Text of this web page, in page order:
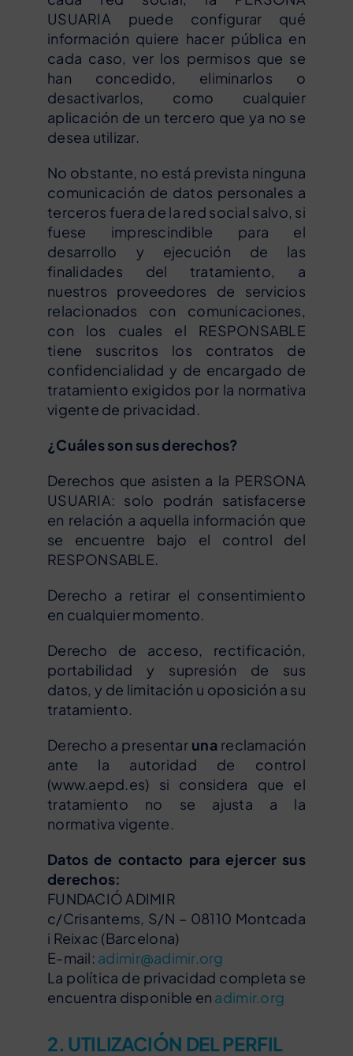
USUARIA puede configurar qué
información quiere hacer pública en
cada caso, ver los permisos que se
han concedido, eliminarlos o
desactivarlos, como cualquier
aplicación de un tercero que ya no se
desea utilizar.
No obstante, no está prevista ninguna
comunicación de datos personales a
terceros fuera de la red social salvo, si
fuese imprescindible para el
desarrollo y ejecución de las
finalidades del tratamiento, a
nuestros proveedores de servicios
relacionados con comunicaciones,
con los cuales el RESPONSABLE
tiene suscritos los contratos de
confidencialidad y de encargado de
tratamiento exigidos por la normativa
vigente de privacidad.
¿Cuáles son sus derechos?
Derechos que asisten a la PERSONA
USUARIA: solo podrán satisfacerse
en relación a aquella información que
se encuentre bajo el control del
RESPONSABLE.
Derecho a retirar el consentimiento
en cualquier momento.
Derecho de acceso, rectificación,
portabilidad y supresión de sus
datos, y de limitación u oposición a su
tratamiento.
Derecho a presentar unareclamación
ante la autoridad de control
(www.aepd.es) si considera que el
tratamiento no se ajusta a la
normativa vigente.
Datos de contacto para ejercer sus
derechos:
FUNDACIÓ ADIMIR
c/Crisantems, S/N – 08110 Montcada
i Reixac (Barcelona)
E-mail: adimir@adimir.org
La política de privacidad completa se
encuentra disponible en adimir.org
2. UTILIZACIÓN DEL PERFIL